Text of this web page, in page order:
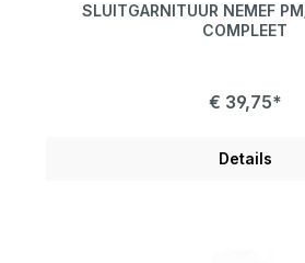
SLUITGARNITUUR NEMEF
COMPLEET
€ 39,75*
Details